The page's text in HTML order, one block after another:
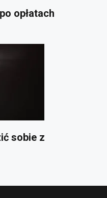
opłatach
sobie z